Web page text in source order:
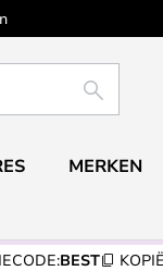
ZOEKEN
MERKEN
BEST